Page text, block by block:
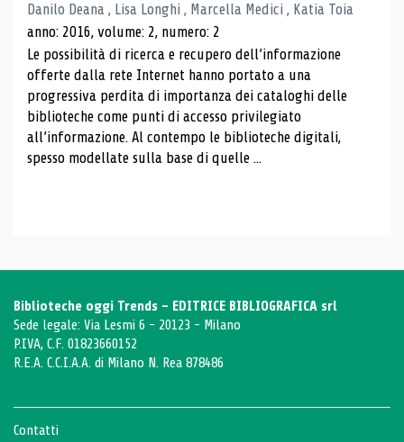
Danilo Deana , Lisa Longhi , Marcella Medici , Katia Toia
anno: 2016, volume: 2, numero: 2
Le possibilità di ricerca e recupero dell’informazione
offerte dalla rete Internet hanno portato a una
progressiva perdita di importanza dei cataloghi delle
biblioteche come punti di accesso privilegiato
all’informazione. Al contempo le biblioteche digitali,
spesso modellate sulla base di quelle ...
Biblioteche oggi Trends - EDITRICE BIBLIOGRAFICA srl
Sede legale: Via Lesmi 6 - 20123 - Milano
P.IVA, C.F. 01823660152
R.E.A. C.C.I.A.A. di Milano N. Rea 878486
Contatti